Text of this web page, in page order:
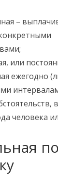
–
или
ежегодно
человека